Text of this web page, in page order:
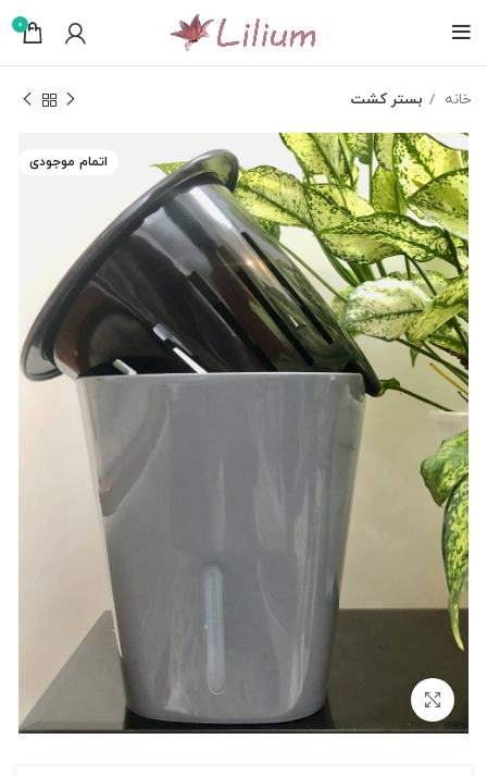
0
خانه بستر کشت
اتمام موجودی
بزرگنمایی تصویر